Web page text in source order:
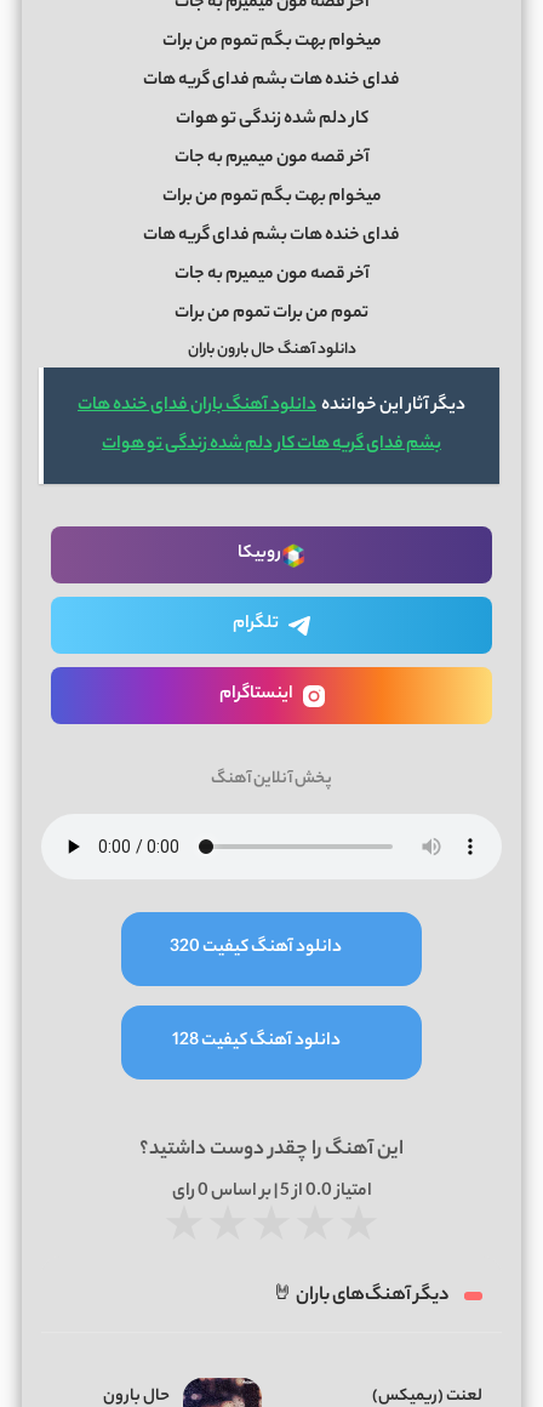
میخوام بهت بگم تموم من برات
فدای خنده هات بشم فدای گریه هات
کار دلم شده زندگی تو هوات
آخر قصه مون میمیرم به جات
میخوام بهت بگم تموم من برات
فدای خنده هات بشم فدای گریه هات
آخر قصه مون میمیرم به جات
تموم من برات تموم من برات
دانلود آهنگ حال بارون باران
دیگر آثار این خوانندهدانلود آهنگ باران فدای خنده هات
بشم فدای گریه هات کار دلم شده زندگی تو هوات
روبیکا
تلگرام
اینستاگرام
پخش آنلاین آهنگ
دانلود آهنگ کیفیت 320
دانلود آهنگ کیفیت 128
این آهنگ را چقدر دوست داشتید؟
امتیاز0.0از 5 | بر اساس 0رای
دیگر آهنگ‌های باران 🤘
لعنت (ریمیکس) حال بارون